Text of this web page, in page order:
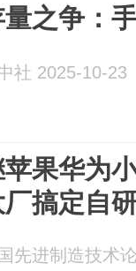
之争：
社 2025-10-23
果华为
厂搞定自
先进制造技术